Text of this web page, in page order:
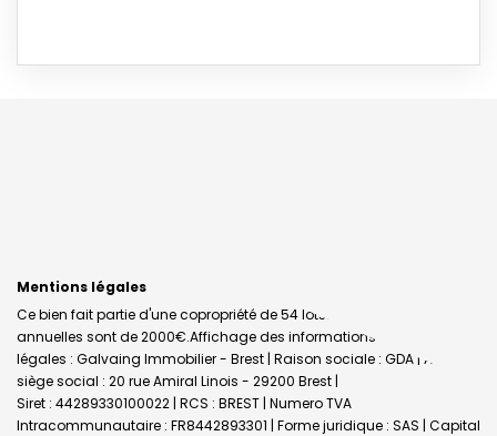
Mentions légales
Ce bien fait partie d'une copropriété de 54 lots.Les charges
annuelles sont de 2000€.Affichage des informations
légales : Galvaing Immobilier - Brest | Raison sociale : GDA | Adresse
siège social : 20 rue Amiral Linois - 29200 Brest |
Siret : 44289330100022 | RCS : BREST | Numero TVA
Intracommunautaire : FR8442893301 | Forme juridique : SAS | Capital